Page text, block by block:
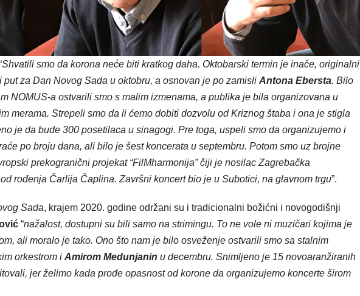
Shvatili smo da korona neće biti kratkog daha. Oktobarski termin je inače, originalni
za Dan Novog Sada u oktobru, a osnovan je po zamisli Antona Ebersta. Bilo
NOMUS-a ostvarili smo s malim izmenama, a publika je bila organizovana u
merama. Strepeli smo da li ćemo dobiti dozvolu od Kriznog štaba i ona je stigla
je da bude 300 posetilaca u sinagogi. Pre toga, uspeli smo da organizujemo i
po broju dana, ali bilo je šest koncerata u septembru. Potom smo uz brojne
prekogranični projekat “FilMharmonija” čiji je nosilac Zagrebačka
rođenja Čarlija Čaplina. Završni koncert bio je u Subotici, na glavnom trgu”.
Sada, krajem 2020. godine održani su i tradicionalni božićni i novogodišnji
“nažalost, dostupni su bili samo na strimingu. To ne vole ni muzičari kojima je
ali moralo je tako. Ono što nam je bilo osveženje ostvarili smo sa stalnim
orkestrom i Amirom Medunjanin u decembru. Snimljeno je 15 novoaranžiranih
jer želimo kada prođe opasnost od korone da organizujemo koncerte širom